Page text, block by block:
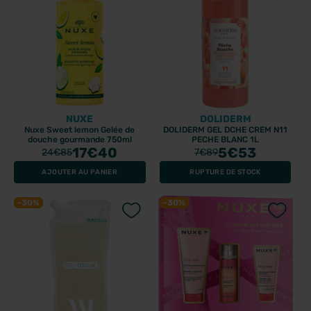
NUXE
Nuxe Sweet lemon Gelée de
douche gourmande 750ml
24€8517€40
AJOUTER AU PANIER
DOLIDERM
DOLIDERM GEL DCHE CREM N11
PECHE BLANC 1L
7€895€53
RUPTURE DE STOCK
-30% -30%